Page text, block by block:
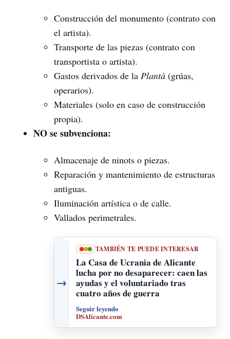
Construcción del monumento (contrato con
el artista).
Transporte de las piezas (contrato con
transportista o artista).
Gastos derivados de la Plantà (grúas,
operarios).
Materiales (solo en caso de construcción
propia).
NO se subvenciona:
Almacenaje de ninots o piezas.
Reparación y mantenimiento de estructuras
antiguas.
Iluminación artística o de calle.
Vallados perimetrales.
→
TAMBIÉN TE PUEDE INTERESAR
La Casa de Ucrania de Alicante
lucha por no desaparecer: caen las
ayudas y el voluntariado tras
cuatro años de guerra
Seguir leyendo
DSAlicante.com